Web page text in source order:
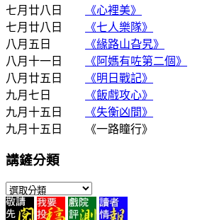
七月廿八日
《心裡美》
七月廿八日
《七人樂隊》
八月五日
《緣路山旮旯》
八月十一日
《阿媽有咗第二個》
八月廿五日
《明日戰記》
九月七日
《飯戲攻心》
九月十五日
《失衡凶間》
九月十五日 《一路瞳行》
講鏟分類
講
鏟